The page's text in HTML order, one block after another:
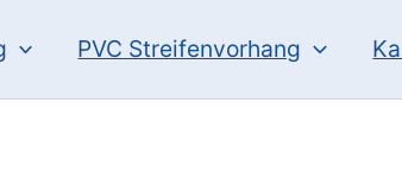
PVC Streifenvorhang